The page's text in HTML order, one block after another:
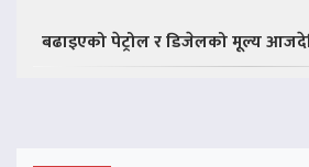
बढाइएको पेट्रोल र डिजेलको मूल्य